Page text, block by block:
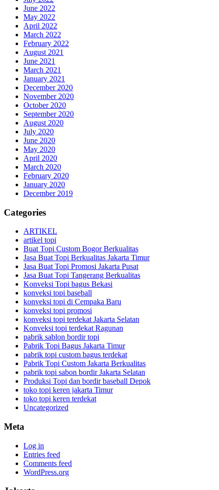
June 2022
May 2022
April 2022
March 2022
February 2022
August 2021
June 2021
March 2021
January 2021
December 2020
November 2020
October 2020
September 2020
August 2020
July 2020
June 2020
May 2020
April 2020
March 2020
February 2020
January 2020
December 2019
Categories
ARTIKEL
artikel topi
Buat Topi Custom Bogor Berkualitas
Jasa Buat Topi Berkualitas Jakarta Timur
Jasa Buat Topi Promosi Jakarta Pusat
Jasa Buat Topi Tangerang Berkualitas
Konveksi Topi bagus Bekasi
konveksi topi baseball
konveksi topi di Cempaka Baru
konveksi topi promosi
konveksi topi terdekat Jakarta Selatan
Konveksi topi terdekat Ragunan
pabrik sablon bordir topi
Pabrik Topi Bagus Jakarta Timur
pabrik topi custom bagus terdekat
Pabrik Topi Custom Jakarta Berkualitas
pabrik topi sabon bordir Jakarta Selatan
Produksi Topi dan bordir baseball Depok
toko topi keren jakarta Timur
toko topi keren terdekat
Uncategorized
Meta
Log in
Entries feed
Comments feed
WordPress.org